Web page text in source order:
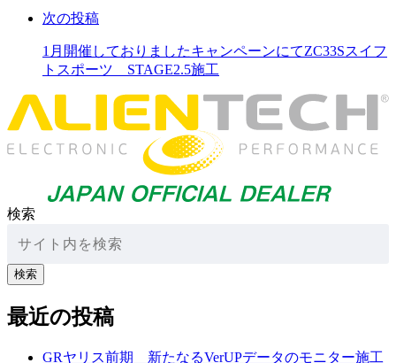
次の投稿
1月開催しておりましたキャンペーンにてZC33Sスイフ
トスポーツ STAGE2.5施工
検索
検索
最近の投稿
GRヤリス前期 新たなるVerUPデータのモニター施工